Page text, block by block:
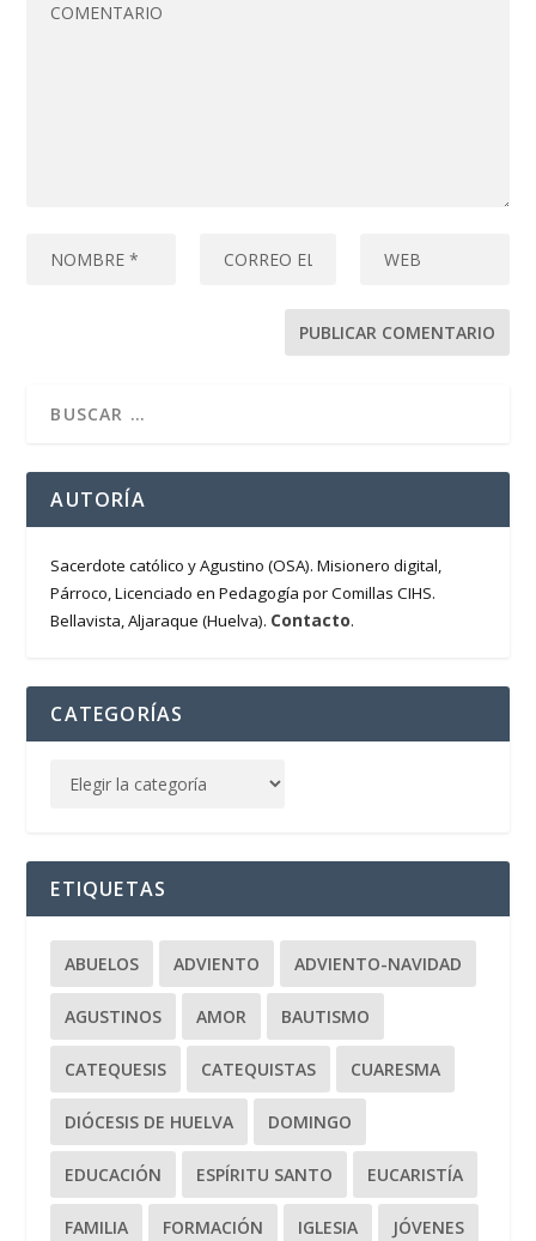
AUTORÍA
Sacerdote católico y Agustino (OSA). Misionero digital,
Párroco, Licenciado en Pedagogía por Comillas CIHS.
Bellavista, Aljaraque (Huelva). Contacto.
CATEGORÍAS
ETIQUETAS
ABUELOS ADVIENTO ADVIENTO-NAVIDAD
AGUSTINOS AMOR BAUTISMO
CATEQUESIS CATEQUISTAS CUARESMA
DIÓCESIS DE HUELVA DOMINGO
EDUCACIÓN ESPÍRITU SANTO EUCARISTÍA
FAMILIA FORMACIÓN IGLESIA JÓVENES